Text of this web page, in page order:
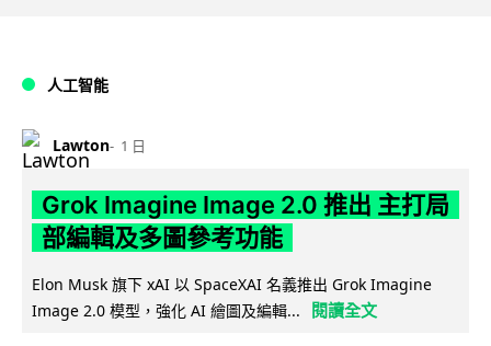
人工智能
Lawton 1 日
Grok Imagine Image 2.0 推出 主打局
部編輯及多圖參考功能
Elon Musk 旗下 xAI 以 SpaceXAI 名義推出 Grok Imagine
Image 2.0 模型，強化 AI 繪圖及編輯...
閱讀全文